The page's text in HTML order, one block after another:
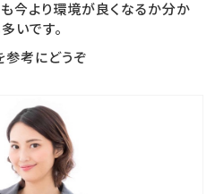
今より環境が良くなるか分か
いです。
参考にどうぞ